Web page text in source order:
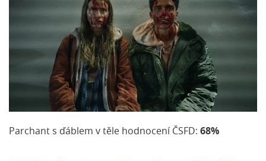
Parchant s ďáblem v těle hodnocení ČSFD: 68%